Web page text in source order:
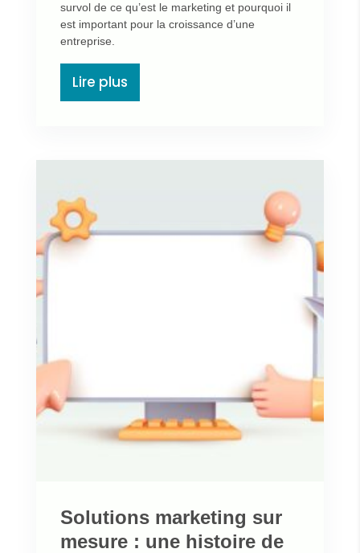
survol de ce qu’est le marketing et pourquoi il
est important pour la croissance d’une
entreprise.
Lire plus
Solutions marketing sur
mesure : une histoire de